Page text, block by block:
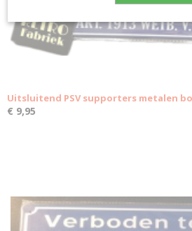
Uitsluitend PSV supporters metalen
€ 9,95